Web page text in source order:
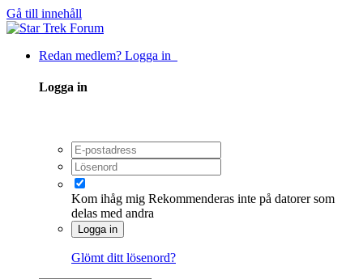
Gå till innehåll
Redan medlem? Logga in
Logga in
Kom ihåg mig Rekommenderas inte på datorer som
delas med andra
Logga in
Glömt ditt lösenord?